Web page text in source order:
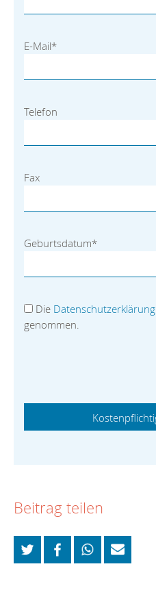
E-Mail*
Telefon
Fax
Geburtsdatum*
Die Datenschutzerklärung
genommen.
Beitrag teilen